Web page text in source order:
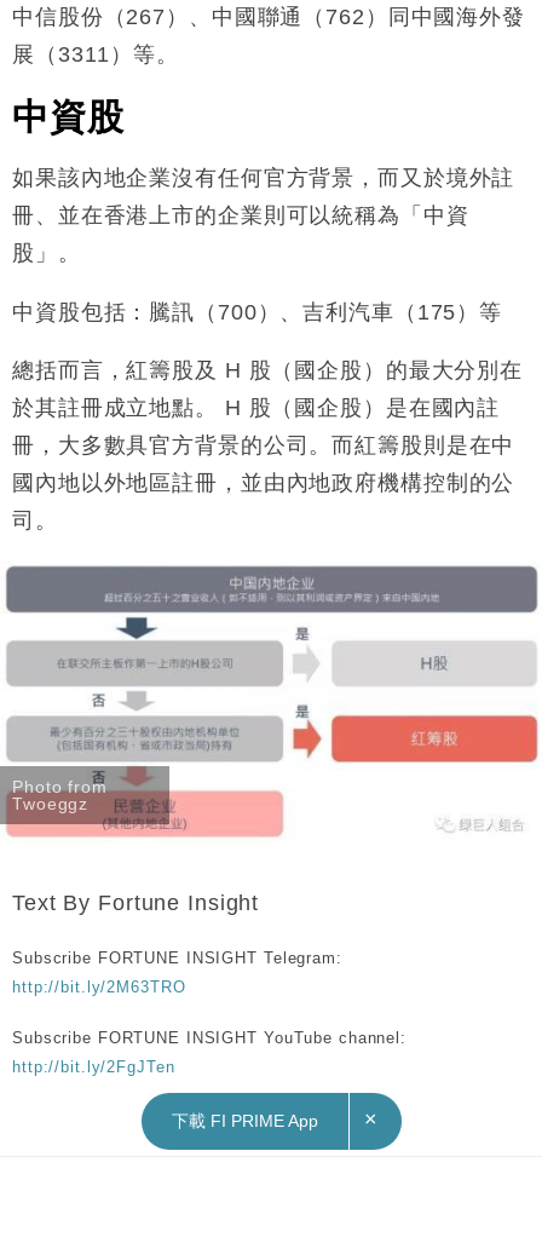
中信股份（ 267 ）、中國聯通（ 762 ）同中國海外發
展（ 3311 ）等。
中資股
如果該內地企業沒有任何官方背景，而又於境外註
冊、並在香港上市的企業則可以統稱為「中資
股」。
中資股包括：騰訊（ 700 ）、吉利汽車（ 175 ）等
總括而言，紅籌股及 H 股（國企股）的最大分別在
於其註冊成立地點。 H 股（國企股）是在國內註
冊，大多數具官方背景的公司。而紅籌股則是在中
國內地以外地區註冊，並由內地政府機構控制的公
司。
Photo from
Twoeggz
Text By Fortune Insight
Subscribe FORTUNE INSIGHT Telegram:
http://bit.ly/2M63TRO
Subscribe FORTUNE INSIGHT YouTube channel:
http://bit.ly/2FgJTen
下載 FI PRIME App ×